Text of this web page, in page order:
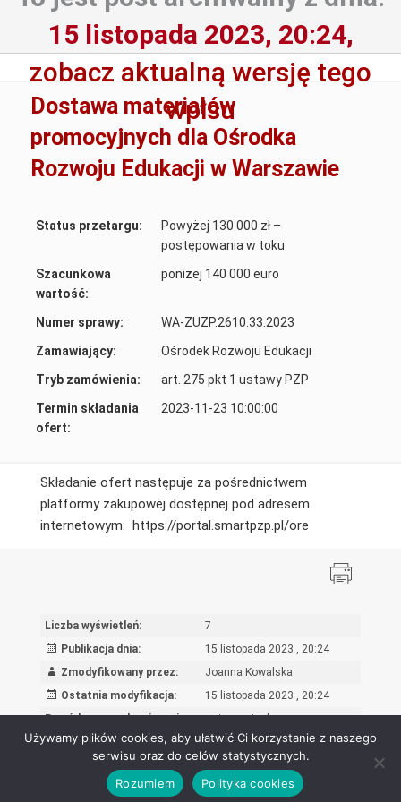
15 listopada 2023, 20:24,
zobacz aktualną wersję tego
wpisu
Dostawa materiałów
promocyjnych dla Ośrodka
Rozwoju Edukacji w Warszawie
Status przetargu:
Powyżej 130 000 zł –
postępowania w toku
Szacunkowa
wartość:
poniżej 140 000 euro
Numer sprawy:
WA-ZUZP.2610.33.2023
Zamawiający:
Ośrodek Rozwoju Edukacji
Tryb zamówienia:
art. 275 pkt 1 ustawy PZP
Termin składania
ofert:
2023-11-23 10:00:00
Składanie ofert następuje za pośrednictwem
platformy zakupowej dostępnej pod adresem
internetowym: https://portal.smartpzp.pl/ore
Liczba wyświetleń:
7
Publikacja dnia:
15 listopada 2023 , 20:24
Zmodyfikowany przez:
Joanna Kowalska
Ostatnia modyfikacja:
15 listopada 2023 , 20:24
Powód wprowadzenia zmian:
wpis oryginalny
Ośrodek Rozwoju Edukacji - Biuletyn Informacji Publicznej 2026
Używamy plików cookies, aby ułatwić Ci korzystanie z naszego
serwisu oraz do celów statystycznych.
Rozumiem
Polityka cookies